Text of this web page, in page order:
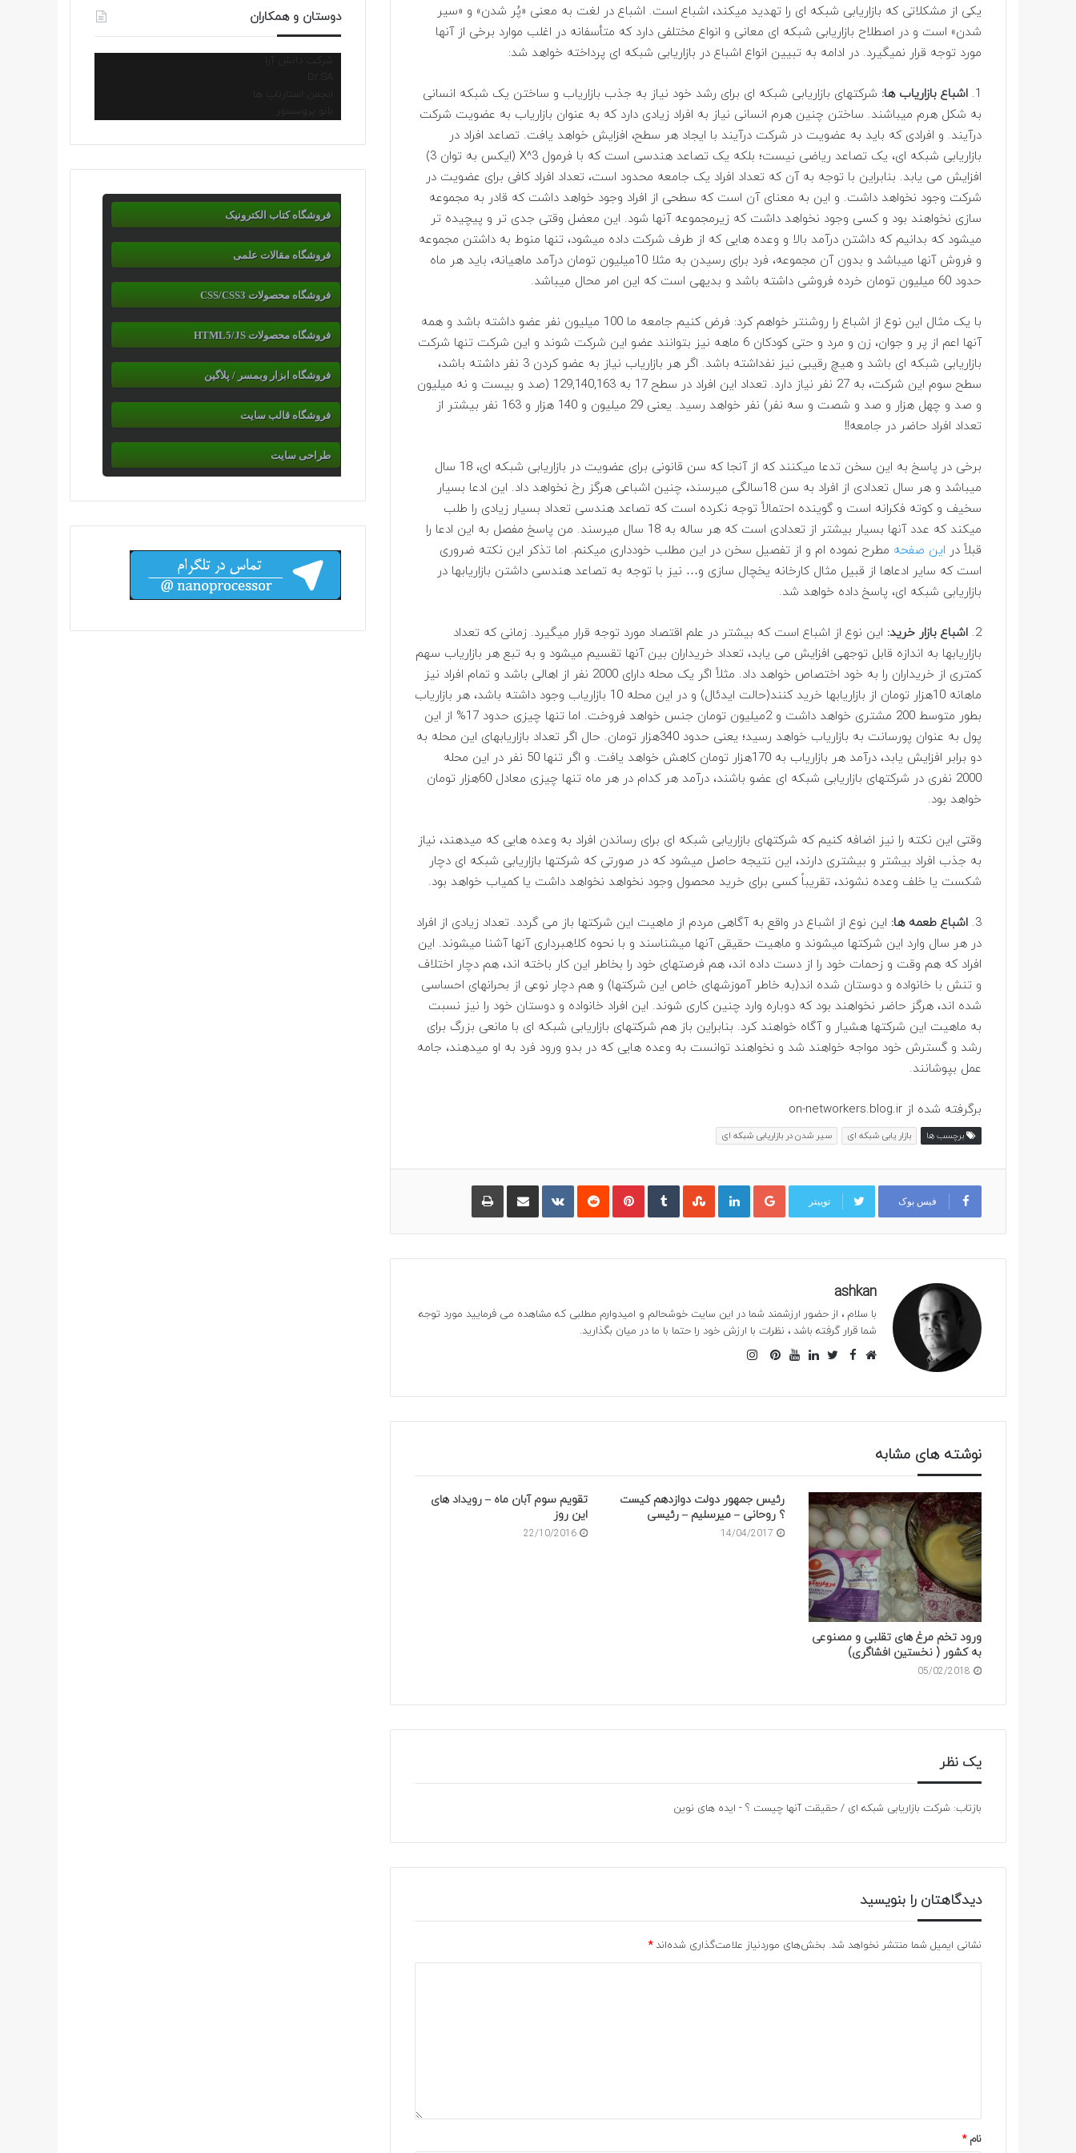
یکی از مشکلاتی که بازاریابی شبکه ای را تهدید میکند، اشباع است. اشباع در لغت به معنی «پُر شدن» و «سیر
شدن» است و در اصطلاح بازاریابی شبکه ای معانی و انواع مختلفی دارد که متأسفانه در اغلب موارد برخی از آنها
مورد توجه قرار نمیگیرد. در ادامه به تبیین انواع اشباع در بازاریابی شبکه ای پرداخته خواهد شد:
1. اشباع بازاریاب ها: شرکتهای بازاریابی شبکه ای برای رشد خود نیاز به جذب بازاریاب و ساختن یک شبکه انسانی
به شکل هرم میباشند. ساختن چنین هرم انسانی نیاز به افراد زیادی دارد که به عنوان بازاریاب به عضویت شرکت
درآیند. و افرادی که باید به عضویت در شرکت درآیند با ایجاد هر سطح، افزایش خواهد یافت. تصاعد افراد در
بازاریابی شبکه ای، یک تصاعد ریاضی نیست؛ بلکه یک تصاعد هندسی است که با فرمول X^3 (ایکس به توان 3)
افزایش می یابد. بنابراین با توجه به آن که تعداد افراد یک جامعه محدود است، تعداد افراد کافی برای عضویت در
شرکت وجود نخواهد داشت. و این به معنای آن است که سطحی از افراد وجود خواهد داشت که قادر به مجموعه
سازی نخواهند بود و کسی وجود نخواهد داشت که زیرمجموعه آنها شود. این معضل وقتی جدی تر و پیچیده تر
میشود که بدانیم که داشتن درآمد بالا و وعده هایی که از طرف شرکت داده میشود، تنها منوط به داشتن مجموعه
و فروش آنها میباشد و بدون آن مجموعه، فرد برای رسیدن به مثلا 10میلیون تومان درآمد ماهیانه، باید هر ماه
حدود 60 میلیون تومان خرده فروشی داشته باشد و بدیهی است که این امر محال میباشد.
با یک مثال این نوع از اشباع را روشنتر خواهم کرد: فرض کنیم جامعه ما 100 میلیون نفر عضو داشته باشد و همه
آنها اعم از پر و جوان، زن و مرد و حتی کودکان 6 ماهه نیز بتوانند عضو این شرکت شوند و این شرکت تنها شرکت
بازاریابی شبکه ای باشد و هیچ رقیبی نیز نفداشته باشد. اگر هر بازاریاب نیاز به عضو کردن 3 نفر داشته باشد،
سطح سوم این شرکت، به 27 نفر نیاز دارد. تعداد این افراد در سطح 17 به 129,140,163 (صد و بیست و نه میلیون
و صد و چهل هزار و صد و شصت و سه نفر) نفر خواهد رسید. یعنی 29 میلیون و 140 هزار و 163 نفر بیشتر از
تعداد افراد حاضر در جامعه!!
برخی در پاسخ به این سخن تدعا میکنند که از آنجا که سن قانونی برای عضویت در بازاریابی شبکه ای، 18 سال
میباشد و هر سال تعدادی از افراد به سن 18سالگی میرسند، چنین اشباعی هرگز رخ نخواهد داد. این ادعا بسیار
سخیف و کوته فکرانه است و گوینده احتمالاً توجه نکرده است که تصاعد هندسی تعداد بسیار زیادی را طلب
میکند که عدد آنها بسیار بیشتر از تعدادی است که هر ساله به 18 سال میرسند. من پاسخ مفصل به این ادعا را
قبلاً در این صفحه مطرح نموده ام و از تفصیل سخن در این مطلب خودداری میکنم. اما تذکر این نکته ضروری
است که سایر ادعاها از قبیل مثال کارخانه یخچال سازی و… نیز با توجه به تصاعد هندسی داشتن بازاریابها در
بازاریابی شبکه ای، پاسخ داده خواهد شد.
2. اشباع بازار خرید: این نوع از اشباع است که بیشتر در علم اقتصاد مورد توجه قرار میگیرد. زمانی که تعداد
بازاریابها به اندازه قابل توجهی افزایش می یابد، تعداد خریداران بین آنها تقسیم میشود و به تبع هر بازاریاب سهم
کمتری از خریداران را به خود اختصاص خواهد داد. مثلاً اگر یک محله دارای 2000 نفر از اهالی باشد و تمام افراد نیز
ماهانه 10هزار تومان از بازاریابها خرید کنند(حالت ایدئال) و در این محله 10 بازاریاب وجود داشته باشد، هر بازاریاب
بطور متوسط 200 مشتری خواهد داشت و 2میلیون تومان جنس خواهد فروخت. اما تنها چیزی حدود 17% از این
پول به عنوان پورسانت به بازاریاب خواهد رسید؛ یعنی حدود 340هزار تومان. حال اگر تعداد بازاریابهای این محله به
دو برابر افزایش یابد، درآمد هر بازاریاب به 170هزار تومان کاهش خواهد یافت. و اگر تنها 50 نفر در این محله
2000 نفری در شرکتهای بازاریابی شبکه ای عضو باشند، درآمد هر کدام در هر ماه تنها چیزی معادل 60هزار تومان
خواهد بود.
وقتی این نکته را نیز اضافه کنیم که شرکتهای بازاریابی شبکه ای برای رساندن افراد به وعده هایی که میدهند، نیاز
به جذب افراد بیشتر و بیشتری دارند، این نتیجه حاصل میشود که در صورتی که شرکتها بازاریابی شبکه ای دچار
شکست یا خلف وعده نشوند، تقریباً کسی برای خرید محصول وجود نخواهد نخواهد داشت یا کمیاب خواهد بود.
3. اشباع طعمه ها: این نوع از اشباع در واقع به آگاهی مردم از ماهیت این شرکتها باز می گردد. تعداد زیادی از افراد
در هر سال وارد این شرکتها میشوند و ماهیت حقیقی آنها میشناسند و با نحوه کلاهبرداری آنها آشنا میشوند. این
افراد که هم وقت و زحمات خود را از دست داده اند، هم فرصتهای خود را بخاطر این کار باخته اند، هم دچار اختلاف
و تنش با خانواده و دوستان شده اند(به خاطر آموزشهای خاص این شرکتها) و هم دچار نوعی از بحرانهای احساسی
شده اند، هرگز حاضر نخواهند بود که دوباره وارد چنین کاری شوند. این افراد خانواده و دوستان خود را نیز نسبت
به ماهیت این شرکتها هشیار و آگاه خواهند کرد. بنابراین باز هم شرکتهای بازاریابی شبکه ای با مانعی بزرگ برای
رشد و گسترش خود مواجه خواهند شد و نخواهند توانست به وعده هایی که در بدو ورود فرد به او میدهند، جامه
عمل بپوشانند.
برگرفته شده از on-networkers.blog.ir
برچسب ها بازار یابی شبکه ای سیر شدن در بازاریابی شبکه ای
فیس بوک توییتر
گوگل پلاس لینکدین‫StumbleUpon
‫تامبلر ‫پین‌ترست‫رددیت ‫VKontakteاشتراک گذاری از طریق ایمیل چاپ
ashkan
با سلام ، از حضور ارزشمند شما در این سایت خوشحالم و امیدوارم مطلبی که مشاهده می فرمایید مورد توجه
شما قرار گرفته باشد ، نظرات با ارزش خود را حتما با ما در میان بگذارید.
فیس
نوشته های مشابه
ورود تخم مرغ های تقلبی و مصنوعی
به کشور ( نخستین افشاگری)
05/02/2018
رئیس جمهور دولت دوازدهم کیست
؟ روحانی – میرسلیم – رئیسی
14/04/2017
تقویم سوم آبان ماه – رویداد های
این روز
22/10/2016
یک نظر
بازتاب: شرکت بازاریابی شبکه ای / حقیقت آنها چیست ؟ - ایده های نوین
دیدگاهتان را بنویسید
نشانی ایمیل شما منتشر نخواهد شد. بخش‌های موردنیاز علامت‌گذاری شده‌اند*
نام*
دوستان و همکاران
شرکت دانش آرا
انجمن استارتاپ ها
نانو پروسسور
فروشگاه کتاب الکترونیک
فروشگاه مقالات علمی
فروشگاه محصولات CSS/CSS3
فروشگاه محصولات HTML5/JS
فروشگاه ابزار وبمسر / پلاگین
فروشگاه قالب سایت
طراحی سایت